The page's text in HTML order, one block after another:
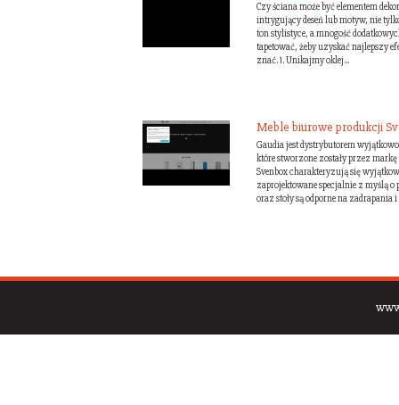
Czy ściana może być elementem
intrygujący deseń lub motyw, nie
ton stylistyce, a mnogość
tapetować, żeby uzyskać najlepszy
znać. 1. Unikajmy oklej...
Meble biurowe produkcji
Gaudia jest dystrybutorem
które stworzone zostały przez
Svenbox charakteryzują się
zaprojektowane specjalnie z myślą
oraz stoły są odporne na zadrapania i